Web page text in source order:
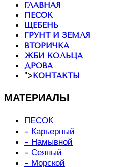
ГЛАВНАЯ
ПЕСОК
ЩЕБЕНЬ
ГРУНТ И ЗЕМЛЯ
ВТОРИЧКА
ЖБИ КОЛЬЦА
ДРОВА
">КОНТАКТЫ
МАТЕРИАЛЫ
ПЕСОК
- Карьерный
- Намывной
- Сеяный
- Морской